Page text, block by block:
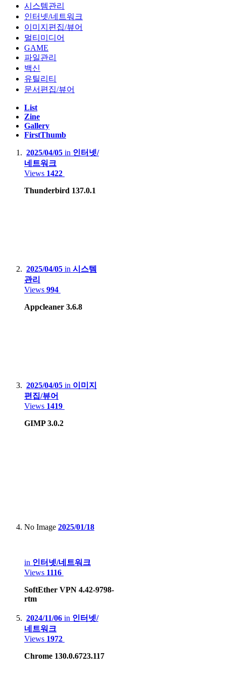
Apple Macbook Air 2022 (M2, A2681)
Lenovo LEGION 5 Pro 16ACH R7 STORM (AMD R7-5800H,
NVIDIA RTX3060 laptop)
Lenovo Thinkpad T420s(Intel i5-2540M)
Apple Macbook Air 2011 Mid( i5-2467M, A1370)
Server :
Dell PowerEdge R420(Intel XEON E5-2407)
Dell PowerEdge R710(Intel XEON E5620 x2, 32GB)
HP Proliant Microserver Gen8(Intel XEON E3-1230V2)
NAS :
Motorola Edge 20 pro
Apple iPhone 12
Apple iPhone 15 Pro Max
Huawei X3, Nova Smart
Sony PSP, PS3, PS4 Pro, PS5
Microsoft Xbox 360, Xbox One X
Nintendo DS Lite, 3DS XL, Switch Lite, Switch
HardKernel Odrid Go Advance Black Edition
Gamepark GP2X-F100
Valve Steam deck LCD
시스템관리
인터넷/네트워크
이미지편집/뷰어
멀티미디어
GAME
파일관리
백신
유틸리티
문서편집/뷰어
List
Zine
Gallery
FirstThumb
2025/04/05 in 인터넷/
네트워크
Views 1422
Thunderbird 137.0.1
2025/04/05 in 시스템
관리
Views 994
Appcleaner 3.6.8
2025/04/05 in 이미지
편집/뷰어
Views 1419
GIMP 3.0.2
No Image 2025/01/18
in 인터넷/네트워크
Views 1116
SoftEther VPN 4.42-9798-
rtm
2024/11/06 in 인터넷/
네트워크
Views 1972
Chrome 130.0.6723.117